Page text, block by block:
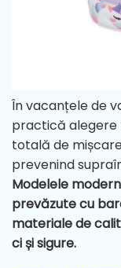
În vacanțele de
practică alegere
totală de
prevenind
Modelele
prevăzute cu
materiale de
ci și sigure.